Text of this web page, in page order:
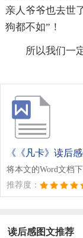
亲人爷爷也去世
狗都不如”！
所以我们一
《《凡卡》读后
将本文的Word文档
推荐度：
读后感图文推荐